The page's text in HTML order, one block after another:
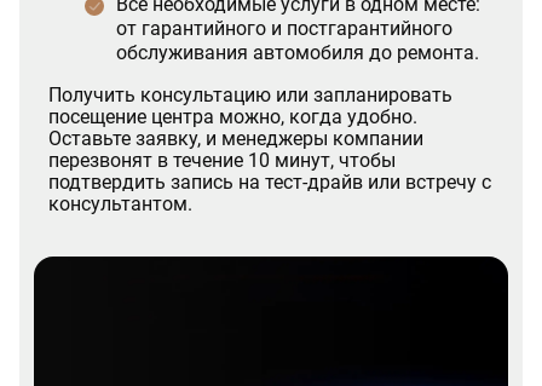
от гарантийного и постгарантийного
обслуживания автомобиля до ремонта.
Получить консультацию или запланировать
посещение центра можно, когда удобно.
Оставьте заявку, и менеджеры компании
перезвонят в течение 10 минут, чтобы
подтвердить запись на тест-драйв или встречу с
консультантом.